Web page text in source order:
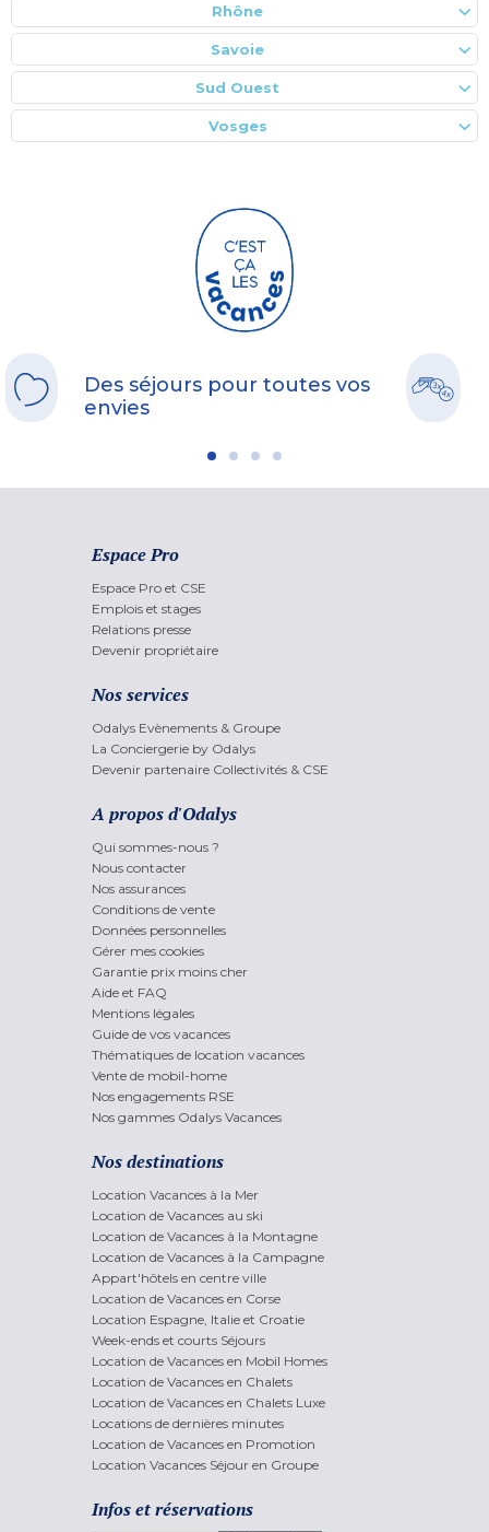
Rhône
Savoie
Sud Ouest
Vosges
Des séjours pour toutes vos
envies
Espace Pro
Espace Pro et CSE
Emplois et stages
Relations presse
Devenir propriétaire
Nos services
Odalys Evènements & Groupe
La Conciergerie by Odalys
Devenir partenaire Collectivités & CSE
A propos d'Odalys
Qui sommes-nous ?
Nous contacter
Nos assurances
Conditions de vente
Données personnelles
Gérer mes cookies
Garantie prix moins cher
Aide et FAQ
Mentions légales
Guide de vos vacances
Thématiques de location vacances
Vente de mobil-home
Nos engagements RSE
Nos gammes Odalys Vacances
Nos destinations
Location Vacances à la Mer
Location de Vacances au ski
Location de Vacances à la Montagne
Location de Vacances à la Campagne
Appart'hôtels en centre ville
Location de Vacances en Corse
Location Espagne, Italie et Croatie
Week-ends et courts Séjours
Location de Vacances en Mobil Homes
Location de Vacances en Chalets
Location de Vacances en Chalets Luxe
Locations de dernières minutes
Location de Vacances en Promotion
Location Vacances Séjour en Groupe
Infos et réservations